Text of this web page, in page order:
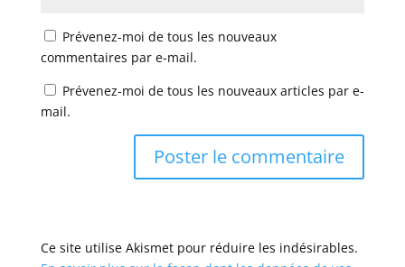
Prévenez-moi de tous les nouveaux
commentaires par e-mail.
Prévenez-moi de tous les nouveaux articles par e-
mail.
Ce site utilise Akismet pour réduire les indésirables.